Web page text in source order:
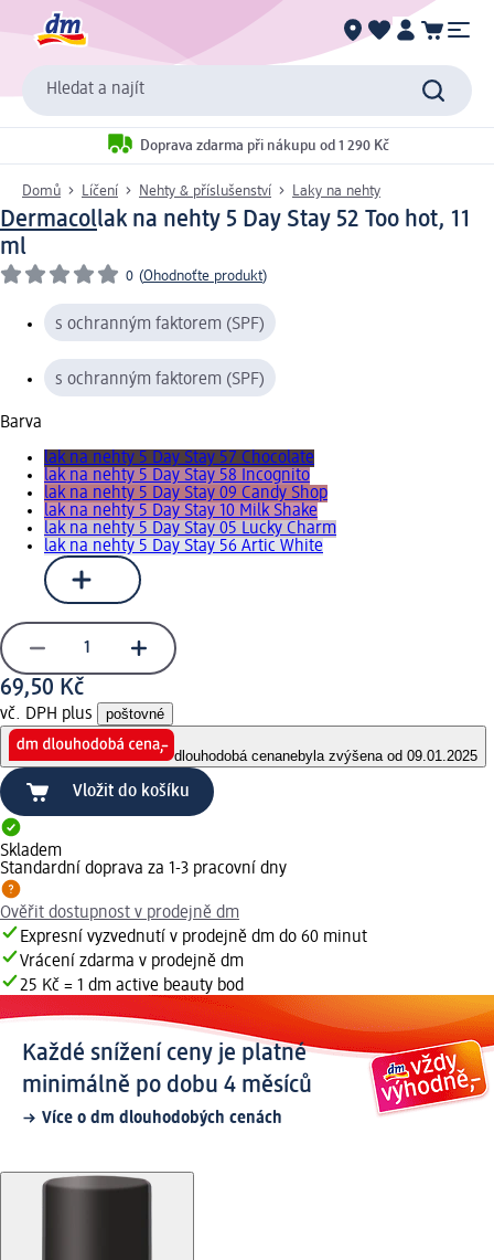
Hledat a najít
Doprava zdarma při nákupu od 1 290 Kč
Domů Líčení Nehty & příslušenství Laky na nehty
Dermacollak na nehty 5 Day Stay 52 Too hot, 11
ml
0 (Ohodnoťte produkt)
s ochranným faktorem (SPF)
s ochranným faktorem (SPF)
Barva
lak na nehty 5 Day Stay 57 Chocolate
lak na nehty 5 Day Stay 58 Incognito
lak na nehty 5 Day Stay 09 Candy Shop
lak na nehty 5 Day Stay 10 Milk Shake
lak na nehty 5 Day Stay 05 Lucky Charm
lak na nehty 5 Day Stay 56 Artic White
69,50 Kč
vč. DPH plus poštovné
dlouhodobá cenanebyla zvýšena od 09.01.2025
Vložit do košíku
Skladem
Standardní doprava za 1-3 pracovní dny
Ověřit dostupnost v prodejně dm
Expresní vyzvednutí v prodejně dm do 60 minut
Vrácení zdarma v prodejně dm
25 Kč = 1 dm active beauty bod
Každé snížení ceny je platné
minimálně po dobu 4 měsíců
Více o dm dlouhodobých cenách